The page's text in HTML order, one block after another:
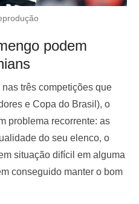
podem
três competições que
e Copa do Brasil), o
problema recorrente: as
do seu elenco, o
situação difícil em alguma
conseguido manter o bom